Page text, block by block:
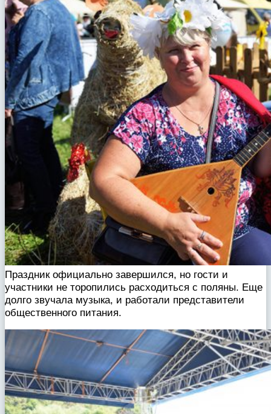
Праздник официально завершился, но гости и
участники не торопились расходиться с поляны. Еще
долго звучала музыка, и работали представители
общественного питания.